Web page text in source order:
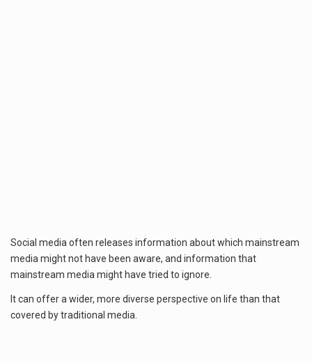
Social media often releases information about which mainstream
media might not have been aware, and information that
mainstream media might have tried to ignore.
It can offer a wider, more diverse perspective on life than that
covered by traditional media.